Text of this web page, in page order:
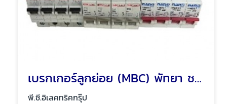
เบรกเกอร์ลูกย่อย (MBC) พัทยา ชลบุรี
พี.ซี.อิเลคทริคกรุ๊ป